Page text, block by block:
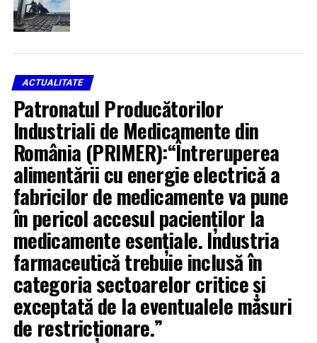
ACTUALITATE
Patronatul Producătorilor
Industriali de Medicamente din
România (PRIMER):“Întreruperea
alimentării cu energie electrică a
fabricilor de medicamente va pune
în pericol accesul pacienților la
medicamente esențiale. Industria
farmaceutică trebuie inclusă în
categoria sectoarelor critice și
exceptată de la eventualele măsuri
de restricționare.”